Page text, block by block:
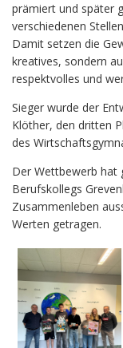
prämiert und später
verschiedenen
Damit setzen die
kreatives, sondern
respektvolles und
Sieger wurde der
Klöther, den dritten
des
Der Wettbewerb hat
Berufskollegs
Zusammenleben
Werten getragen.